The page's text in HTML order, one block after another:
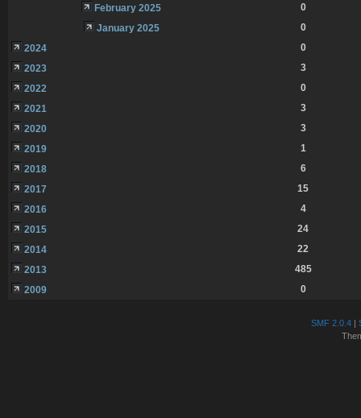
February 2025
0
January 2025
0
2024
0
2023
3
2022
0
2021
3
2020
3
2019
1
2018
6
2017
15
2016
4
2015
24
2014
22
2013
485
2009
0
SMF 2.0.4|